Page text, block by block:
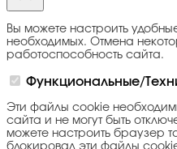
Вы можете настроить
необходимых. Отмена
работоспособность сайта.
Функциональные/
Эти файлы cookie
сайта и не могут быть
можете настроить браузер